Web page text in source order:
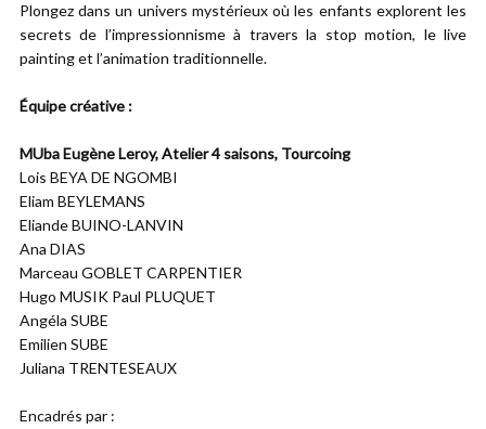
Plongez dans un univers mystérieux où les enfants explorent les
secrets de l’impressionnisme à travers la stop motion, le live
painting et l’animation traditionnelle.
Équipe créative :
MUba Eugène Leroy, Atelier 4 saisons, Tourcoing
Lois BEYA DE NGOMBI
Eliam BEYLEMANS
Eliande BUINO-LANVIN
Ana DIAS
Marceau GOBLET CARPENTIER
Hugo MUSIK Paul PLUQUET
Angéla SUBE
Emilien SUBE
Juliana TRENTESEAUX
Encadrés par :